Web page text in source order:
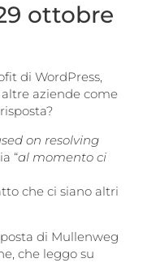
ottobre
di WordPress,
aziende come
on resolving
“al momento ci
che ci siano altri
di Mullenweg
che leggo su